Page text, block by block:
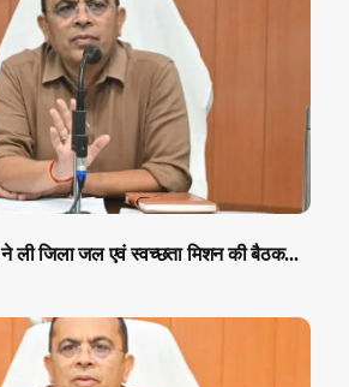
ली जिला जल एवं स्वच्छता मिशन की बैठक...